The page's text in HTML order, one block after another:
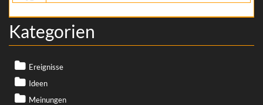
Kategorien
Ereignisse
Ideen
Meinungen